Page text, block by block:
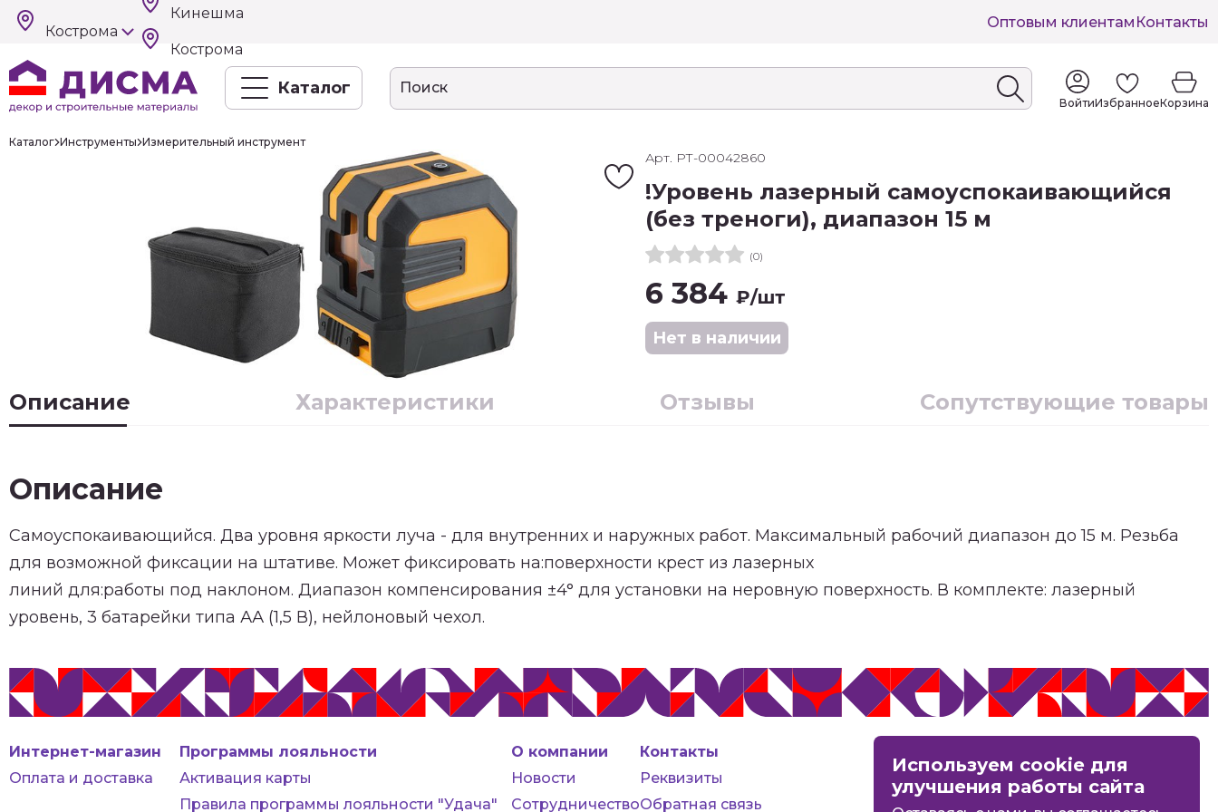
Кострома
Кинешма
Кострома
Оптовым клиентам Контакты
Каталог
ВойтиИзбранноеКорзина
Каталог Инструменты Измерительный инструмент
Арт. РТ-00042860
!Уровень лазерный самоуспокаивающийся
(без треноги), диапазон 15 м
(0)
6 384 ₽/шт
Нет в наличии
Описание Характеристики Отзывы Сопутствующие товары
Описание
Самоуспокаивающийся. Два уровня яркости луча - для внутренних и наружных работ. Максимальный рабочий диапазон до 15 м. Резьба
для возможной фиксации на штативе. Может фиксировать на:поверхности крест из лазерных
линий для:работы под наклоном. Диапазон компенсирования ±4° для установки на неровную поверхность. В комплекте: лазерный
уровень, 3 батарейки типа АА (1,5 В), нейлоновый чехол.
Интернет-магазин
Оплата и доставка
Программы лояльности
Активация карты
Правила программы лояльности "Удача"
О компании
Новости
Сотрудничество
Контакты
Реквизиты
Обратная связь
Вконтакте
Используем cookie для
улучшения работы сайта